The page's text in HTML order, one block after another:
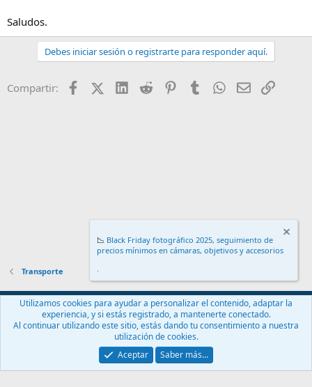
Saludos.
Debes iniciar sesión o registrarte para responder aquí.
Compartir: FacebookX (Twitter)
LinkedIn
Reddit PinterestTumblr WhatsApp
EmailEnlace
Transporte
Español (ES)
Contáctanos
Términos y reglas Política de privacidad
Ayuda
Community platform by XenForo® © 2010-2024 XenForo Ltd.
📉 Black Friday fotográfico 2025, seguimiento de
precios mínimos en cámaras, objetivos y accesorios
.
Utilizamos cookies para ayudar a personalizar el contenido, adaptar la
experiencia, y si estás registrado, a mantenerte conectado.
Al continuar utilizando este sitio, estás dando tu consentimiento a nuestra
utilización de cookies.
Aceptar
Saber más…